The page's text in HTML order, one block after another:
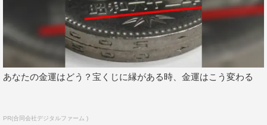
ていただいて、内田雄馬さんと一緒に録ったのですが、そ
のときはまだ玲ちゃん役に決まっていることは発表されて
いなかったので、玲ちゃんだけでなく、天音永遠や魚臣慧
など、いろんなキャラクターのPVをやらせていただきま
した。そこから『シャンフロチャンネル』で公式アンバサ
あなたの金運はどう？宝くじに縁がある時、金運はこう変わる
PR(合同会社デジタルファーム )